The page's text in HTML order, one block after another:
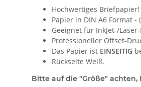
Hochwertiges Briefpapier!
Papier in DIN A6 Format -
Geeignet für InkJet-/
Professioneller Offset-
Das Papier ist EINSEITIG
Rückseite Weiß.
Bitte auf die "Größe" achten,